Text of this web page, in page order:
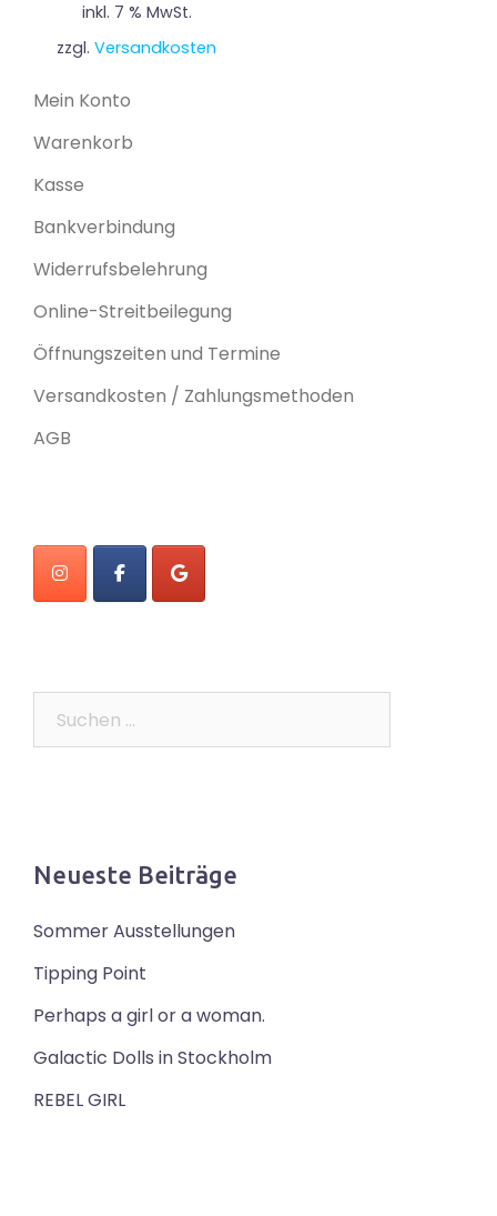
inkl. 7 % MwSt.
zzgl.Versandkosten
Mein Konto
Warenkorb
Kasse
Bankverbindung
Widerrufsbelehrung
Online-Streitbeilegung
Öffnungszeiten und Termine
Versandkosten / Zahlungsmethoden
AGB
Neueste Beiträge
Sommer Ausstellungen
Tipping Point
Perhaps a girl or a woman.
Galactic Dolls in Stockholm
REBEL GIRL